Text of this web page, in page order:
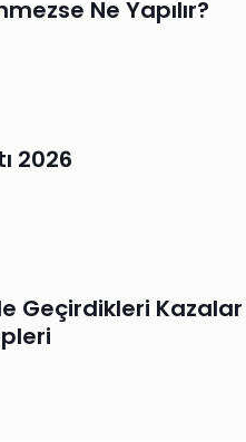
Ne Yapılır?
2026
Geçirdikleri Kazalar